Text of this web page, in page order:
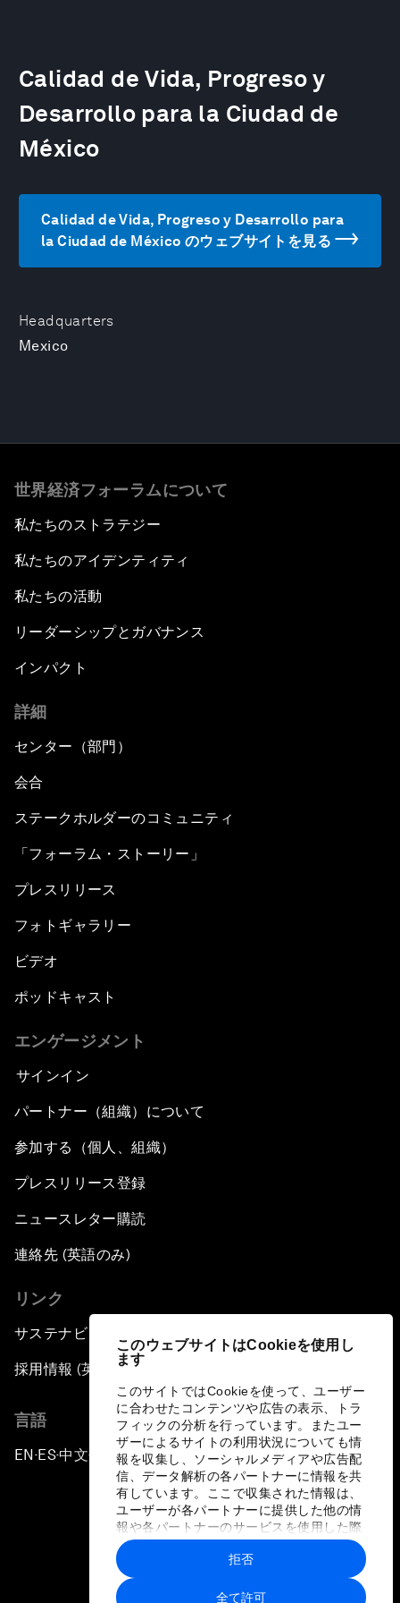
このウェブサイトはCookieを使用し
ます
このサイトではCookieを使って、ユーザー
に合わせたコンテンツや広告の表示、トラ
フィックの分析を行っています。またユー
ザーによるサイトの利用状況についても情
報を収集し、ソーシャルメディアや広告配
信、データ解析の各パートナーに情報を共
有しています。ここで収集された情報は、
ユーザーが各パートナーに提供した他の情
報や各パートナーのサービスを使用した際
に収集された情報と組み合わされ、各パー
トナーによって使用されることがありま
す。
全て許可
拒否
Headquarters
Mexico
Calidad de Vida, Progreso y
Desarrollo para la Ciudad de
México
Calidad de Vida, Progreso y Desarrollo para
la Ciudad de México のウェブサイトを見る
世界経済フォーラムについて
私たちのストラテジー
私たちのアイデンティティ
私たちの活動
リーダーシップとガバナンス
インパクト
詳細
センター（部門）
会合
ステークホルダーのコミュニティ
「フォーラム・ストーリー」
プレスリリース
フォトギャラリー
ビデオ
ポッドキャスト
エンゲージメント
サインイン
パートナー（組織）について
参加する（個人、組織）
プレスリリース登録
ニュースレター購読
連絡先 (英語のみ)
リンク
サステナビリティへの取り組み
採用情報 (英語のみ)
言語
EN ▪ES▪中文▪ 日本語
プライバシーポリシーと利用規約